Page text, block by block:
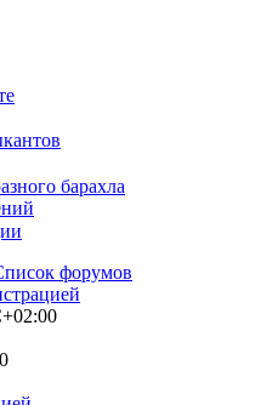
барахла
форумов